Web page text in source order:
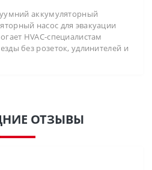
аккумуляторный
насос для эвакуации
HVAC-специалистам
без розеток, удлинителей и
ОТЗЫВЫ